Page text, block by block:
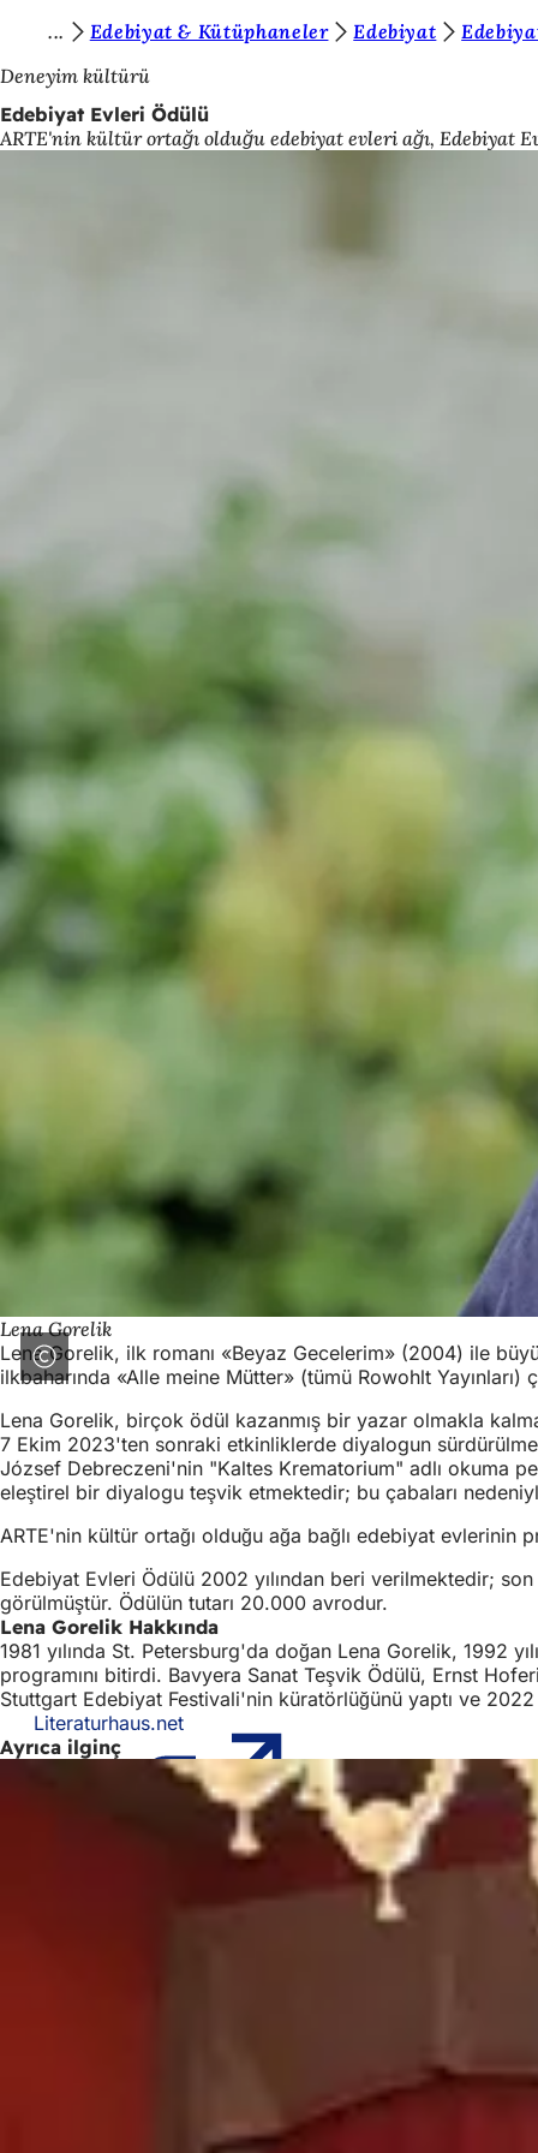
İçeriğe atla
u
r
a
Edebiyat & Kütüphaneler Edebiyat
Deneyim kültürü
Edebiyat Evleri Ödülü
ARTE'nin kültür ortağı olduğu edebiyat evleri ağı, Edebiyat
Lena Gorelik
Lena Gorelik, ilk romanı «Beyaz Gecelerim» (2004) ile
ilkbaharında «Alle meine Mütter» (tümü Rowohlt
Lena Gorelik, birçok ödül kazanmış bir yazar olmakla
7 Ekim 2023'ten sonraki etkinliklerde diyalogun
József Debreczeni'nin "Kaltes Krematorium" adlı okuma
eleştirel bir diyalogu teşvik etmektedir; bu çabaları
ARTE'nin kültür ortağı olduğu ağa bağlı edebiyat
Edebiyat Evleri Ödülü 2002 yılından beri verilmektedir;
görülmüştür. Ödülün tutarı 20.000 avrodur.
Lena Gorelik Hakkında
1981 yılında St. Petersburg'da doğan Lena Gorelik, 1992
programını bitirdi. Bavyera Sanat Teşvik Ödülü, Ernst
Stuttgart Edebiyat Festivali'nin küratörlüğünü yaptı ve
Literaturhaus.net
sekmede
açılır)
Ayrıca ilginç